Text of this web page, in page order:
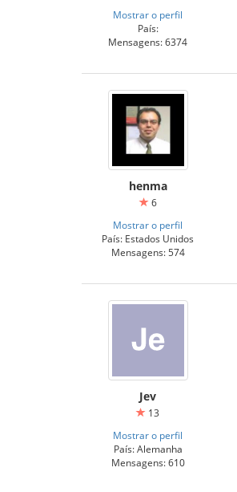
Mostrar o perfil
País:
Mensagens: 6374
henma
6
Mostrar o perfil
País: Estados Unidos
Mensagens: 574
Jev
13
Mostrar o perfil
País: Alemanha
Mensagens: 610